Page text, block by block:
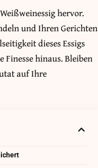
hervor.
und Ihren Gerichten
dieses Essigs
Finesse hinaus. Bleiben
auf Ihre